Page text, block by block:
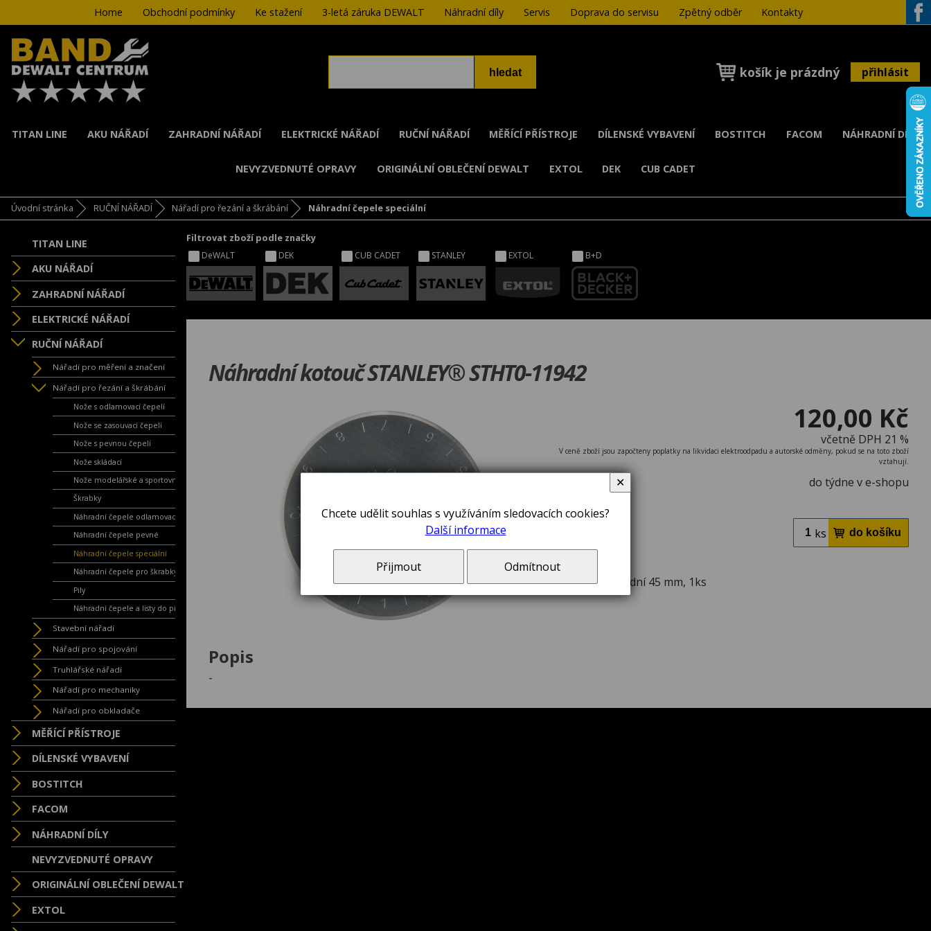
Home Obchodní podmínky Ke stažení 3-letá záruka DEWALT Náhradní díly Servis Doprava do servisu Zpětný odběr
Kontakty
košík je prázdný přihlásit
TITAN LINE AKU NÁŘADÍ ZAHRADNÍ NÁŘADÍ ELEKTRICKÉ NÁŘADÍ RUČNÍ NÁŘADÍ MĚŘÍCÍ PŘÍSTROJE DÍLENSKÉ VYBAVENÍ BOSTITCH FACOM NÁHRADNÍ DÍLY
NEVYZVEDNUTÉ OPRAVY ORIGINÁLNÍ OBLEČENÍ DEWALT EXTOL DEK CUB CADET
Úvodní stránka RUČNÍ NÁŘADÍ Nářadí pro řezání a škrábání Náhradní čepele speciální
TITAN LINE
AKU NÁŘADÍ
ZAHRADNÍ NÁŘADÍ
ELEKTRICKÉ NÁŘADÍ
RUČNÍ NÁŘADÍ
Nářadí pro měření a značení
Nářadí pro řezání a škrábání
Nože s odlamovací čepelí
Nože se zasouvací čepelí
Nože s pevnou čepelí
Nože skládací
Nože modelářské a sportovní
Škrabky
Náhradní čepele odlamovací
Náhradní čepele pevné
Náhradní čepele speciální
Náhradní čepele pro škrabky
Pily
Náhradní čepele a listy do pil
Stavební nářadí
Nářadí pro spojování
Truhlářské nářadí
Nářadí pro mechaniky
Nářadí pro obkladače
MĚŘÍCÍ PŘÍSTROJE
DÍLENSKÉ VYBAVENÍ
BOSTITCH
FACOM
NÁHRADNÍ DÍLY
NEVYZVEDNUTÉ OPRAVY
ORIGINÁLNÍ OBLEČENÍ DEWALT
EXTOL
Filtrovat zboží podle značky
DeWALT DEK CUB CADET STANLEY EXTOL B+D
Náhradní kotouč STANLEY® STHT0-11942
120,00 Kč
včetně DPH 21 %
V ceně zboží jsou započteny poplatky na likvidaci elektroodpadu a autorské odměny, pokud se na toto zboží
vztahují.
do týdne v e-shopu
ks
Kotouč náhradní 45 mm, 1ks
Popis
-
Chcete udělit souhlas s využíváním sledovacích cookies?
Další informace
Přijmout Odmítnout
✕